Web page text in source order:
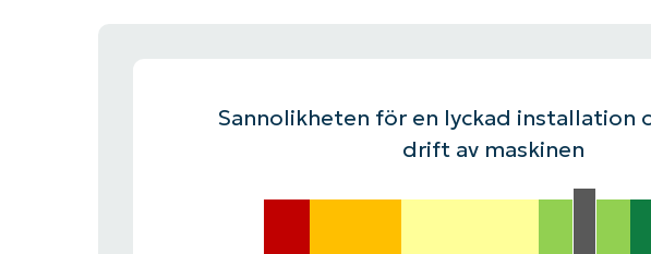
Sannolikheten för en lyckad installation
drift av maskinen